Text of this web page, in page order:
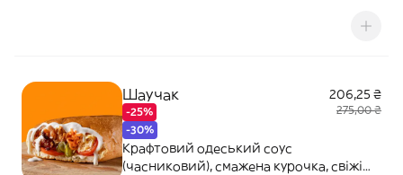
огірок, морковка по-корейські, салат
Шаучак
-25%
-30%
206,25 ₴
275,00 ₴
Крафтовий одеський соус
(часниковий), смажена курочка, свіжі